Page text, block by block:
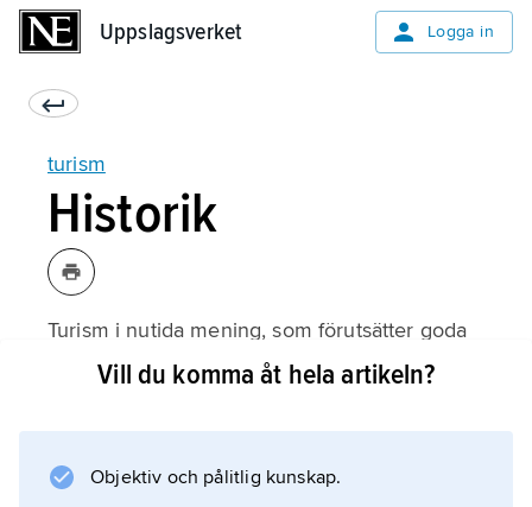
Uppslagsverket Logga in
turism
Historik
Turism i nutida mening, som förutsätter goda
resurser i form av samfärdsmedel, planering,
sådana faciliteter stått till buds är dock
Vill du komma åt hela artikeln?
Objektiv och pålitlig kunskap.